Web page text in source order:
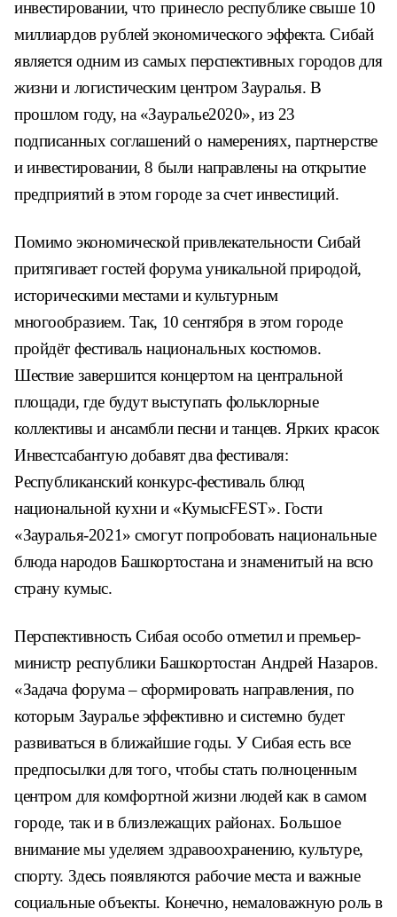
инвестировании, что принесло республике свыше 10
миллиардов рублей экономического эффекта. Сибай
является одним из самых перспективных городов для
жизни и логистическим центром Зауралья. В
прошлом году, на «Зауралье2020», из 23
подписанных соглашений о намерениях, партнерстве
и инвестировании, 8 были направлены на открытие
предприятий в этом городе за счет инвестиций.
Помимо экономической привлекательности Сибай
притягивает гостей форума уникальной природой,
историческими местами и культурным
многообразием. Так, 10 сентября в этом городе
пройдёт фестиваль национальных костюмов.
Шествие завершится концертом на центральной
площади, где будут выступать фольклорные
коллективы и ансамбли песни и танцев. Ярких красок
Инвестсабантую добавят два фестиваля:
Республиканский конкурс-фестиваль блюд
национальной кухни и «КумысFEST». Гости
«Зауралья-2021» смогут попробовать национальные
блюда народов Башкортостана и знаменитый на всю
страну кумыс.
Перспективность Сибая особо отметил и премьер-
министр республики Башкортостан Андрей Назаров.
«Задача форума – сформировать направления, по
которым Зауралье эффективно и системно будет
развиваться в ближайшие годы. У Сибая есть все
предпосылки для того, чтобы стать полноценным
центром для комфортной жизни людей как в самом
городе, так и в близлежащих районах. Большое
внимание мы уделяем здравоохранению, культуре,
спорту. Здесь появляются рабочие места и важные
социальные объекты. Конечно, немаловажную роль в